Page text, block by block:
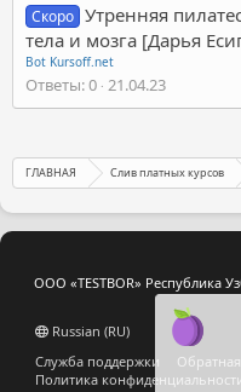
Скоро Утренняя
тела и мозга [Дарья
Bot Kursoff.net
Ответы 0 21.04.23
ГЛАВНАЯ Слив платных курсов
ООО «TESTBOR» Республика
Russian (RU)
Служба поддержки
Политика